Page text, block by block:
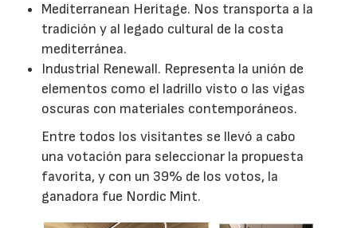
Mediterranean Heritage. Nos transporta a la
tradición y al legado cultural de la costa
mediterránea.
Industrial Renewall. Representa la unión de
elementos como el ladrillo visto o las vigas
oscuras con materiales contemporáneos.
Entre todos los visitantes se llevó a cabo
una votación para seleccionar la propuesta
favorita, y con un 39% de los votos, la
ganadora fue Nordic Mint.